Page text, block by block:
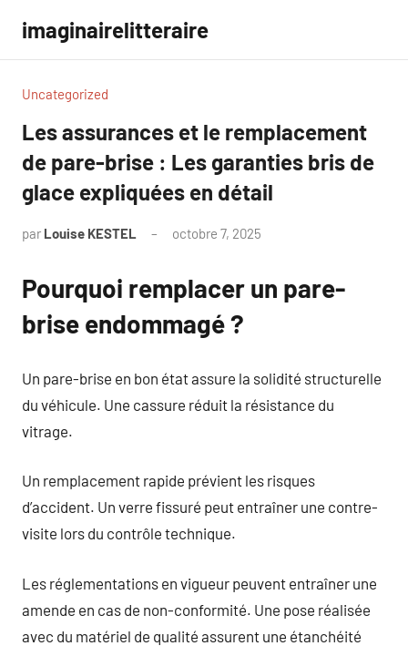
contenu
imaginairelitteraire
Uncategorized
Les assurances et le remplacement
de pare-brise : Les garanties bris de
glace expliquées en détail
par Louise KESTEL octobre 7, 2025
Pourquoi remplacer un pare-
brise endommagé ?
Un pare-brise en bon état assure la solidité structurelle
du véhicule. Une cassure réduit la résistance du
vitrage.
Un remplacement rapide prévient les risques
d’accident. Un verre fissuré peut entraîner une contre-
visite lors du contrôle technique.
Les réglementations en vigueur peuvent entraîner une
amende en cas de non-conformité. Une pose réalisée
avec du matériel de qualité assurent une étanchéité